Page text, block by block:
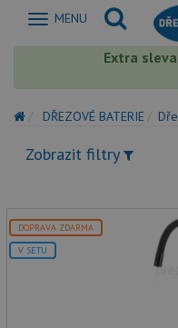
Zobrazit
MENU
Extra
DŘEZOVÉ BATERIE
Zobrazit filtry
DOPRAVA ZDARMA
V SETU